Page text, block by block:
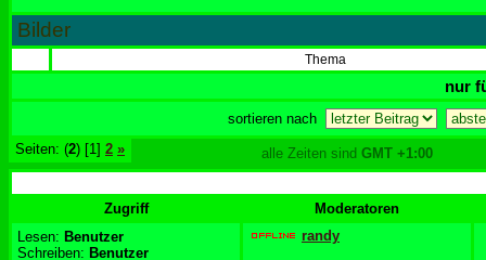
Bilder
Thema
nur
sortieren nach
Seiten: (2) [1] 2 » alle Zeiten sind GMT +1:00
Zugriff
Moderatoren
Lesen: Benutzer
Schreiben: Benutzer
randy